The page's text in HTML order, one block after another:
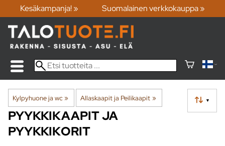
Kesäkampanja! » Suomalainen verkkokauppa »
Kylpyhuone ja wc‪» Allaskaapit ja Peilikaapit ‪» ▼
PYYKKIKAAPIT JA
PYYKKIKORIT